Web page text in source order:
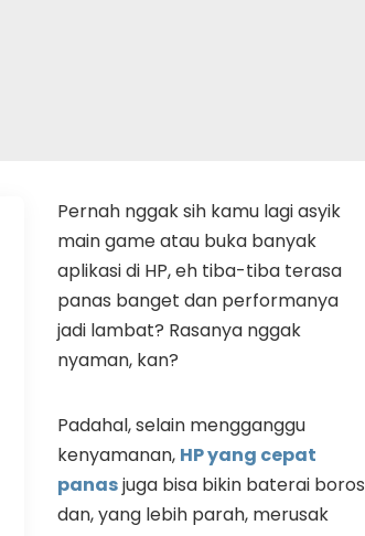
Pernah nggak sih kamu lagi asyik
main game atau buka banyak
aplikasi di HP, eh tiba-tiba terasa
panas banget dan performanya
jadi lambat? Rasanya nggak
nyaman, kan?
Padahal, selain mengganggu
kenyamanan, HP yang cepat
panasjuga bisa bikin baterai boros
dan, yang lebih parah, merusak